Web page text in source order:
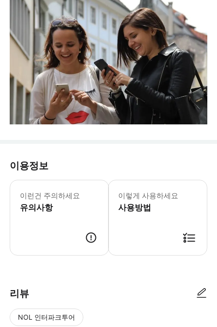
이용정보
이런건 주의하세요
유의사항
이렇게 사용하세요
사용방법
리뷰
NOL 인터파크투어